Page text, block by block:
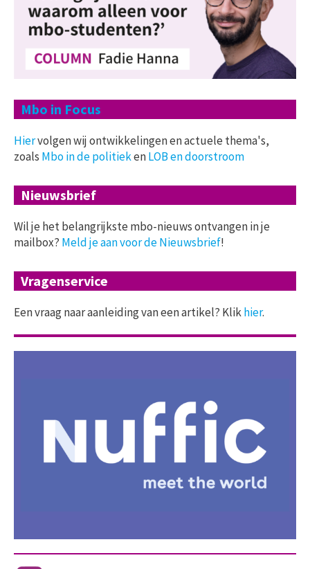
Mbo in Focus
Hiervolgen wij ontwikkelingen en actuele thema's,
zoals Mbo in de politiekenLOB en doorstroom
Nieuwsbrief
Wil je het belangrijkste mbo-nieuws ontvangen in je
mailbox? Meld je aan voor de Nieuwsbrief!
Vragenservice
Een vraag naar aanleiding van een artikel? Klikhier.